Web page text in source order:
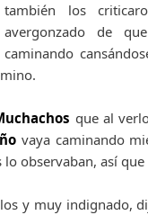
también los
avergonzado de
caminando
que al
vaya caminando
observaban, así
y muy indignado,